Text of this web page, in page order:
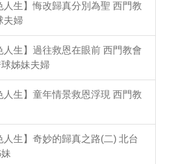
生】悔改歸真分別為聖 西門教
夫婦
生】過往救恩在眼前 西門教會
姊妹夫婦
生】童年情景救恩浮現 西門教
生】奇妙的歸真之路(二) 北台